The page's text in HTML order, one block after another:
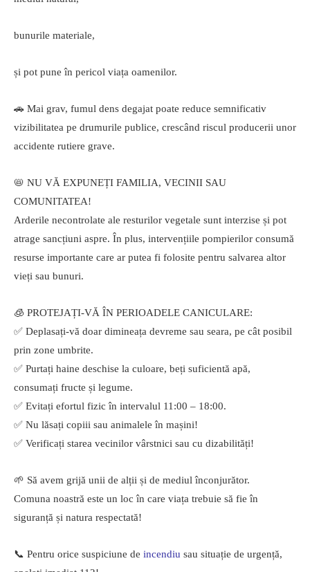
bunurile materiale,
și pot pune în pericol viața oamenilor.
🚗 Mai grav, fumul dens degajat poate reduce semnificativ
vizibilitatea pe drumurile publice, crescând riscul producerii unor
accidente rutiere grave.
📛 NU VĂ EXPUNEȚI FAMILIA, VECINII SAU
COMUNITATEA!
Arderile necontrolate ale resturilor vegetale sunt interzise și pot
atrage sancțiuni aspre. În plus, intervențiile pompierilor consumă
resurse importante care ar putea fi folosite pentru salvarea altor
vieți sau bunuri.
🧊 PROTEJAȚI-VĂ ÎN PERIOADELE CANICULARE:
✅ Deplasați-vă doar dimineața devreme sau seara, pe cât posibil
prin zone umbrite.
✅ Purtați haine deschise la culoare, beți suficientă apă,
consumați fructe și legume.
✅ Evitați efortul fizic în intervalul 11:00 – 18:00.
✅ Nu lăsați copiii sau animalele în mașini!
✅ Verificați starea vecinilor vârstnici sau cu dizabilități!
🌱 Să avem grijă unii de alții și de mediul înconjurător.
Comuna noastră este un loc în care viața trebuie să fie în
siguranță și natura respectată!
📞 Pentru orice suspiciune de incendiu sau situație de urgență,